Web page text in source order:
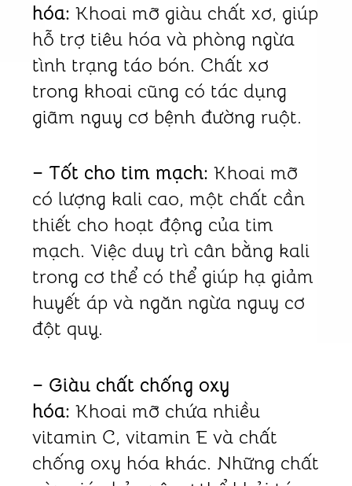
hóa: Khoai mỡ giàu chất xơ, giúp
hỗ trợ tiêu hóa và phòng ngừa
tình trạng táo bón. Chất xơ
trong khoai cũng có tác dụng
giãm nguy cơ bệnh đường ruột.
– Tốt cho tim mạch: Khoai mỡ
có lượng kali cao, một chất cần
thiết cho hoạt động của tim
mạch. Việc duy trì cân bằng kali
trong cơ thể có thể giúp hạ giảm
huyết áp và ngăn ngừa nguy cơ
đột quỵ.
– Giàu chất chống oxy
hóa: Khoai mỡ chứa nhiều
vitamin C, vitamin E và chất
chống oxy hóa khác. Những chất